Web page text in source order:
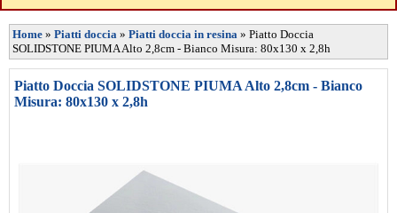
Home » Piatti doccia » Piatti doccia in resina » Piatto Doccia
SOLIDSTONE PIUMA Alto 2,8cm - Bianco Misura: 80x130 x 2,8h
Piatto Doccia SOLIDSTONE PIUMA Alto 2,8cm - Bianco
Misura: 80x130 x 2,8h